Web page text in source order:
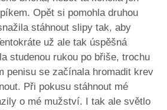
Opět si pomohla druhou
stáhnout slipy tak, aby
už ale tak úspěšná
studenou rukou po břiše, trochu
penisu se začínala hromadit krev
Při pokusu stáhnout mé
o mé mužství. I tak ale světlo